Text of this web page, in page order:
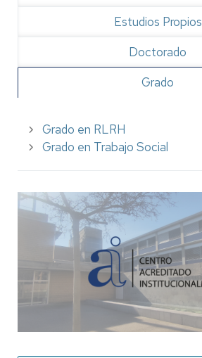
Grado
Estudios Propios
Doctorado
Grado en RLRH
Grado en Trabajo Social